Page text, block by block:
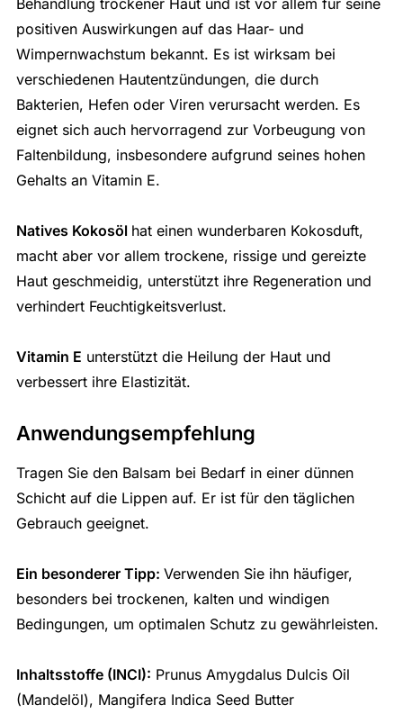
positiven Auswirkungen auf das Haar- und
Wimpernwachstum bekannt. Es ist wirksam bei
verschiedenen Hautentzündungen, die durch
Bakterien, Hefen oder Viren verursacht werden. Es
eignet sich auch hervorragend zur Vorbeugung von
Faltenbildung, insbesondere aufgrund seines hohen
Gehalts an Vitamin E.
Natives Kokosöl hat einen wunderbaren Kokosduft,
macht aber vor allem trockene, rissige und gereizte
Haut geschmeidig, unterstützt ihre Regeneration und
verhindert Feuchtigkeitsverlust.
Vitamin E unterstützt die Heilung der Haut und
verbessert ihre Elastizität.
Anwendungsempfehlung
Tragen Sie den Balsam bei Bedarf in einer dünnen
Schicht auf die Lippen auf. Er ist für den täglichen
Gebrauch geeignet.
Ein besonderer Tipp: Verwenden Sie ihn häufiger,
besonders bei trockenen, kalten und windigen
Bedingungen, um optimalen Schutz zu gewährleisten.
Inhaltsstoffe (INCI): Prunus Amygdalus Dulcis Oil
(Mandelöl), Mangifera Indica Seed Butter